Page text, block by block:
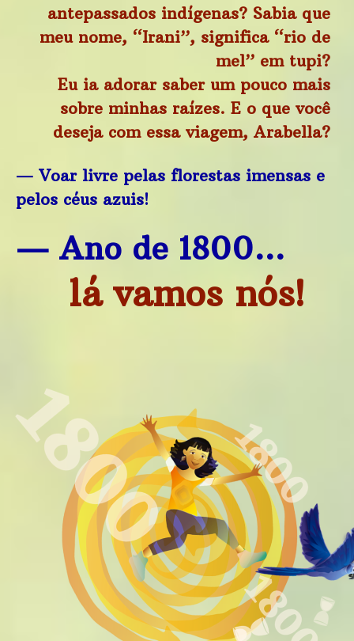
antepassados indígenas? Sabia que
meu nome, “Irani”, significa “rio de
mel” em tupi?
Eu ia adorar saber um pouco mais
sobre minhas raízes. E o que você
deseja com essa viagem, Arabella?
— Voar livre pelas florestas imensas e
pelos céus azuis!
— Ano de 1800…
lá vamos nós!